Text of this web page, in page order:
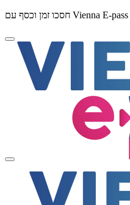
חסכו זמן וכסף עם Vienna E-pass